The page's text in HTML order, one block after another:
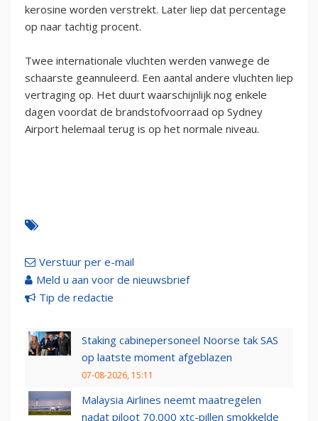
kerosine worden verstrekt. Later liep dat percentage
op naar tachtig procent.
Twee internationale vluchten werden vanwege de
schaarste geannuleerd. Een aantal andere vluchten liep
vertraging op. Het duurt waarschijnlijk nog enkele
dagen voordat de brandstofvoorraad op Sydney
Airport helemaal terug is op het normale niveau.
Verstuur per e-mail
Meld u aan voor de nieuwsbrief
Tip de redactie
Staking cabinepersoneel Noorse tak SAS
op laatste moment afgeblazen
07-08-2026, 15:11
Malaysia Airlines neemt maatregelen
nadat piloot 70.000 xtc-pillen smokkelde